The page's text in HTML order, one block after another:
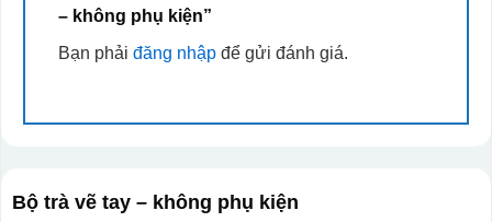
– không phụ kiện”
Bạn phải đăng nhậpđể gửi đánh giá.
Bộ trà vẽ tay – không phụ kiện